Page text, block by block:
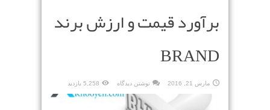
برآورد قیمت و ارزش برند
BRAND
مارس 21, 2016 نوشتن دیدگاه 5,258 بازدید